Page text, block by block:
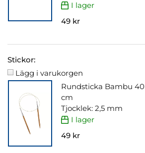
I lager
49 kr
Stickor:
Lägg i varukorgen
Rundsticka Bambu 40
cm
Tjocklek: 2,5 mm
I lager
49 kr